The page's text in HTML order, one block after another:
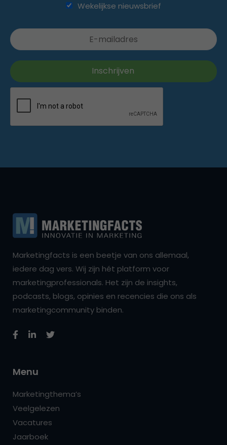
Wekelijkse nieuwsbrief
Marketingfacts is een beetje van ons allemaal,
iedere dag vers. Wij zijn hét platform voor
marketingprofessionals. Het zijn de insights,
podcasts, blogs, opinies en recencies die ons als
marketingcommunity binden.
Menu
Marketingthema’s
Veelgelezen
Vacatures
Jaarboek